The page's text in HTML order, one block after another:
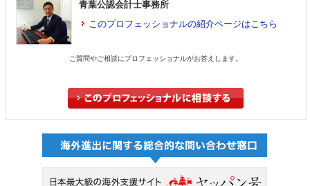
青葉公認会計士事務所
このプロフェッショナルの紹介ページはこちら
ご質問やご相談にプロフェッショナルがお答えします。